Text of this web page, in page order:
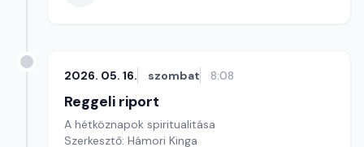
2026. 05. 16. szombat 8:08
Reggeli riport
A hétköznapok spiritualitása
Szerkesztő: Hámori Kinga